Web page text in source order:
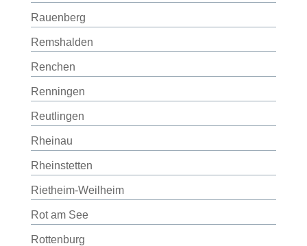
Rauenberg
Remshalden
Renchen
Renningen
Reutlingen
Rheinau
Rheinstetten
Rietheim-Weilheim
Rot am See
Rottenburg